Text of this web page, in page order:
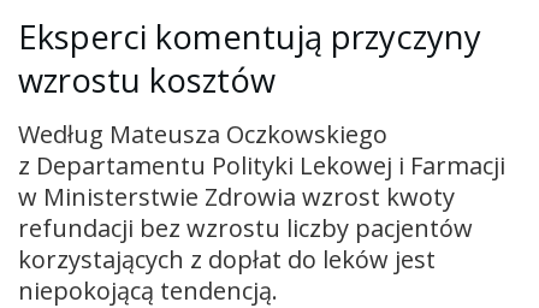
Eksperci komentują przyczyny
wzrostu kosztów
Według Mateusza Oczkowskiego
z Departamentu Polityki Lekowej i Farmacji
w Ministerstwie Zdrowia wzrost kwoty
refundacji bez wzrostu liczby pacjentów
korzystających z dopłat do leków jest
niepokojącą tendencją.